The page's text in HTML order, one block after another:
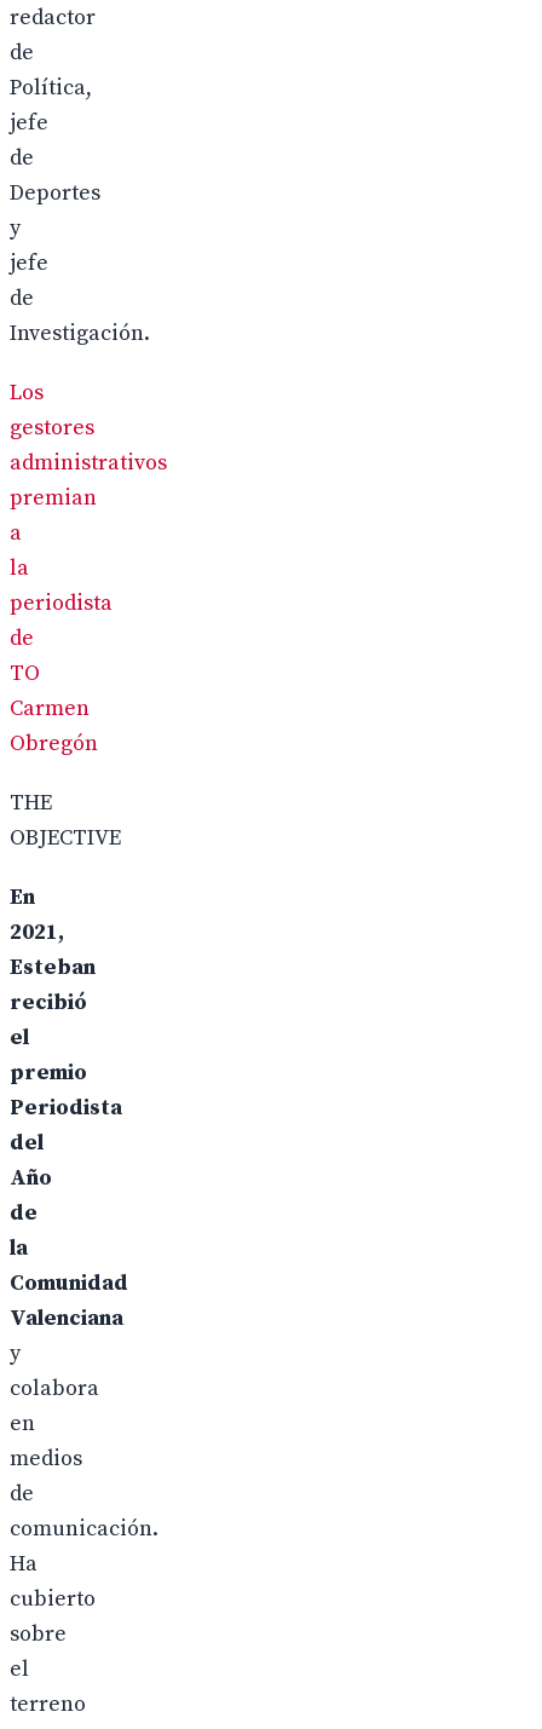
redactor
de
Política,
jefe
de
Deportes
y
jefe
de
Investigación.
Los
gestores
administrativos
premian
a
la
periodista
de
TO
Carmen
Obregón
THE
OBJECTIVE
En
2021,
Esteban
recibió
el
premio
Periodista
del
Año
de
la
Comunidad
Valenciana
y
colabora
en
medios
de
comunicación.
Ha
cubierto
sobre
el
terreno